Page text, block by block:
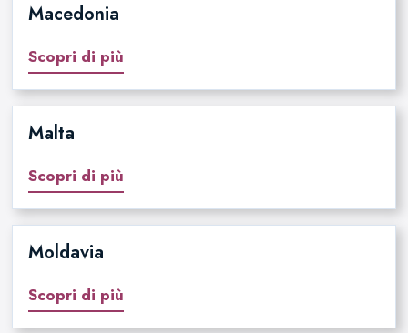
Macedonia
Scopri di più
Malta
Scopri di più
Moldavia
Scopri di più